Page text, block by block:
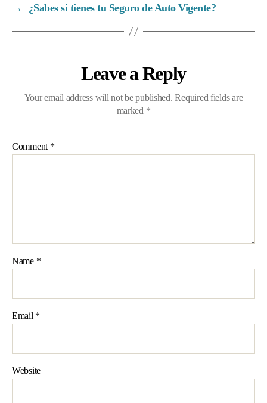
→
¿Sabes si tienes tu Seguro de Auto Vigente?
Leave a Reply
Your email address will not be published. Required fields are
marked *
Comment *
Name *
Email *
Website